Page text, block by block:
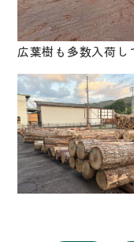
広葉樹も多数入荷し